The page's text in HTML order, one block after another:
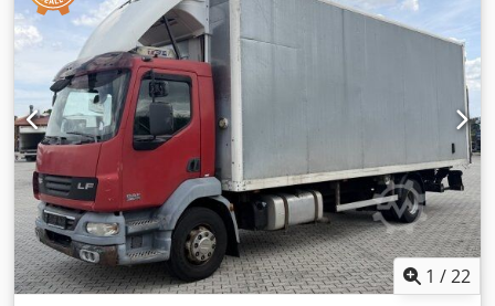
vezetőfülke:nappali fülke , hajtástípus: mechanikai
,
kibocsátási osztály:Euro 4 , felfüggesztés: acél-levegő,
ülések száma:2, Felszereltség:
központi zár, teherautó regisztráció, tempomat
55.250 teherautó | Palfinger PBS-1500 rakodóplat platform,
1500 kg teherbírás | EURO 4 | Tolótető | Elektromos
ablakok, elektromos tükrök | Manuális váltó |
Sebességtartó automatika | Motorfék | Szerszámtár | A
tévedés és az elővételi jog fenntartva. Dkjdpfxozm I N Dj
Akper
1 /22